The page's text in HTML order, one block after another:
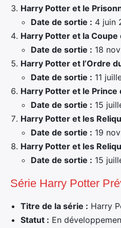
Harry Potter et le
Date de sortie : 4 juin
Harry Potter et la Coupe
Date de sortie : 18
Harry Potter et l’Ordre
Date de sortie : 11
Harry Potter et le Prince
Date de sortie : 15
Harry Potter et les
Date de sortie : 19
Harry Potter et les
Date de sortie : 15
Série Harry Potter
Titre de la série : Harry
Statut : En